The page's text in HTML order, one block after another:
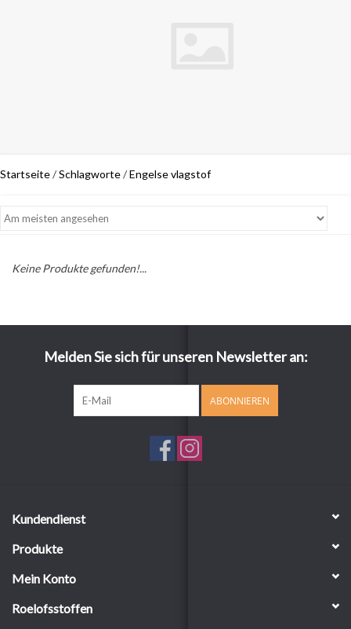
Startseite/Schlagworte/Engelse vlagstof
Keine Produkte gefunden!...
Melden Sie sich für unseren Newsletter an:
ABONNIEREN
Kundendienst
Produkte
Mein Konto
Roelofsstoffen